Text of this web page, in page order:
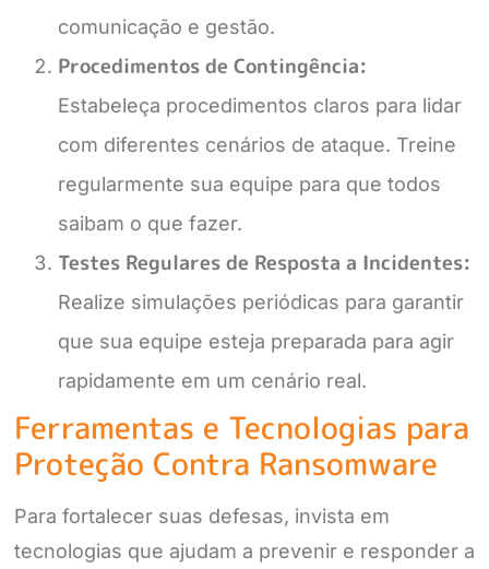
comunicação e gestão.
Procedimentos de Contingência:
Estabeleça procedimentos claros para lidar
com diferentes cenários de ataque. Treine
regularmente sua equipe para que todos
saibam o que fazer.
Testes Regulares de Resposta a Incidentes:
Realize simulações periódicas para garantir
que sua equipe esteja preparada para agir
rapidamente em um cenário real.
Ferramentas e Tecnologias para
Proteção Contra Ransomware
Para fortalecer suas defesas, invista em
tecnologias que ajudam a prevenir e responder a